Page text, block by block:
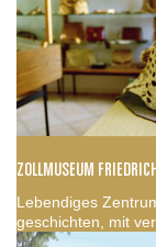
ZOLLMUSEUM
Lebendiges
geschichten, mit